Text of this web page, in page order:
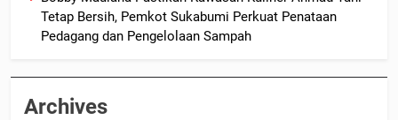
Tetap Bersih, Pemkot Sukabumi Perkuat Penataan
Pedagang dan Pengelolaan Sampah
Archives